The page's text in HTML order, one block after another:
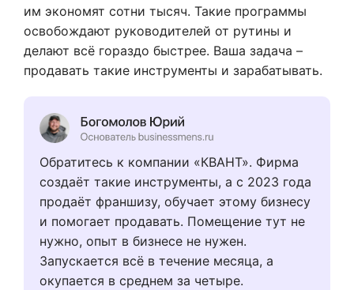
им экономят сотни тысяч. Такие программы
освобождают руководителей от рутины и
делают всё гораздо быстрее. Ваша задача –
продавать такие инструменты и зарабатывать.
Обратитесь к компании «КВАНТ». Фирма
создаёт такие инструменты, а с 2023 года
продаёт франшизу, обучает этому бизнесу
и помогает продавать. Помещение тут не
нужно, опыт в бизнесе не нужен.
Запускается всё в течение месяца, а
окупается в среднем за четыре.